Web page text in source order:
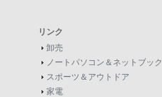
リンク
卸売
ノートパソコン＆ネットブック
スポーツ＆アウトドア
家電